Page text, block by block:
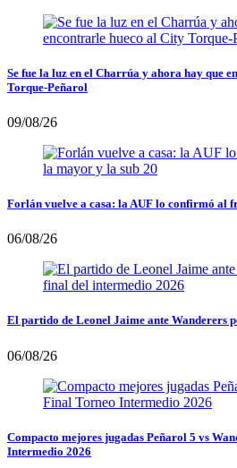
Se fue la luz en el Charrúa y ahora hay que
Torque-Peñarol
09/08/26
Forlán vuelve a casa: la AUF lo confirmó al
06/08/26
El partido de Leonel Jaime ante Wanderers
06/08/26
Compacto mejores jugadas Peñarol 5 vs
Intermedio 2026